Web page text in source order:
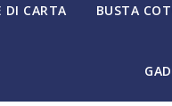
DI CARTA BUSTA